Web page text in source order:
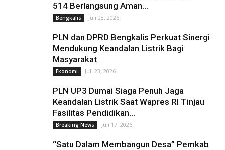
514 Berlangsung Aman...
Bengkalis Juli 28, 2026
PLN dan DPRD Bengkalis Perkuat Sinergi
Mendukung Keandalan Listrik Bagi
Masyarakat
Ekonomi Juli 23, 2026
PLN UP3 Dumai Siaga Penuh Jaga
Keandalan Listrik Saat Wapres RI Tinjau
Fasilitas Pendidikan...
Breaking News Juli 17, 2026
“Satu Dalam Membangun Desa” Pemkab